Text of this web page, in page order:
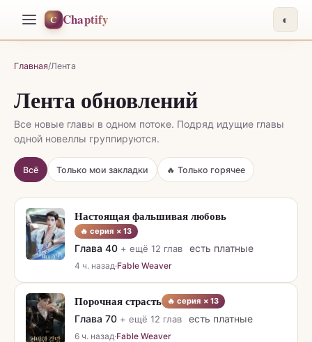
C Chaptify ◐
Главная/Лента
Лента обновлений
Все новые главы в одном потоке. Подряд идущие главы
одной новеллы группируются.
Всё Только мои закладки 🔥 Только горячее
Настоящая фальшивая любовь
🔥 серия ×13
Глава 40 + ещё 12 глав есть платные
4 ч. назад·Fable Weaver
Порочная страсть 🔥 серия ×13
Глава 70 + ещё 12 глав есть платные
6 ч. назад·Fable Weaver